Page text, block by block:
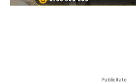
Publicitate